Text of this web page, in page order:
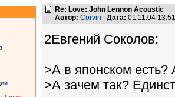
Re: Love: John Lennon Acoustic
Автор: Corvin Дата: 01.11.04
2Евгений Соколов:
>А в японском есть?
>А зачем так?